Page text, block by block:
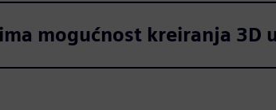
mogućnost kreiranja 3D